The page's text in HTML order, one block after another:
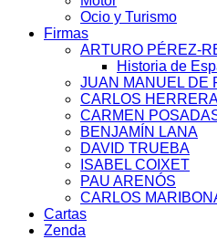
Ocio y Turismo
Firmas
ARTURO PÉREZ-
Historia de
JUAN MANUEL DE
CARLOS
CARMEN
BENJAMÍN LANA
DAVID TRUEBA
ISABEL COIXET
PAU ARENÓS
CARLOS
Cartas
Zenda